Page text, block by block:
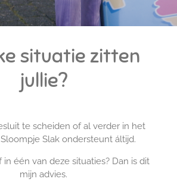
situatie zitten
jullie?
te scheiden of al verder in het
Slak ondersteunt áltijd.
in één van deze situaties? Dan is dit
mijn advies.